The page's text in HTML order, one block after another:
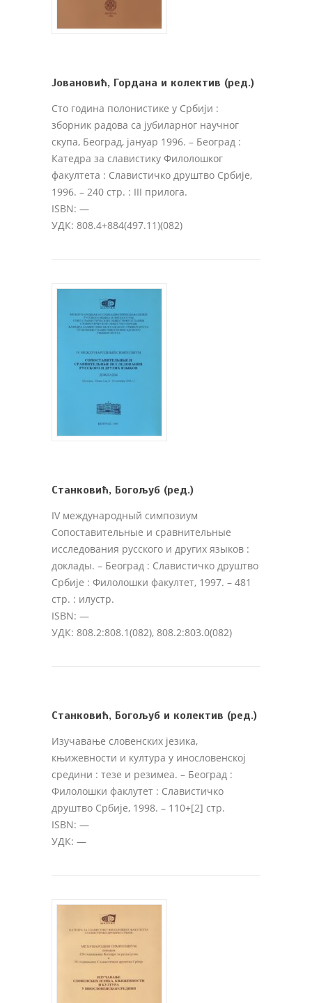
Јовановић, Гордана и колектив (ред.)
Сто година полонистике у Србији :
зборник радова са јубиларног научног
скупа, Београд, јануар 1996. – Београд :
Катедра за славистику Филолошког
факултета : Славистичко друштво Србије,
1996. – 240 стр. : III прилога.
ISBN: —
УДК: 808.4+884(497.11)(082)
Станковић, Богољуб (ред.)
IV международный симпозиум
Сопоставительные и сравнительные
исследования русского и других языков :
доклады. – Београд : Славистичко друштво
Србије : Филолошки факултет, 1997. – 481
стр. : илустр.
ISBN: —
УДК: 808.2:808.1(082), 808.2:803.0(082)
Станковић, Богољуб и колектив (ред.)
Изучавање словенских језика,
књижевности и култура у инословенској
средини : тезе и резимеа. – Београд :
Филолошки факлутет : Славистичко
друштво Србије, 1998. – 110+[2] стр.
ISBN: —
УДК: —